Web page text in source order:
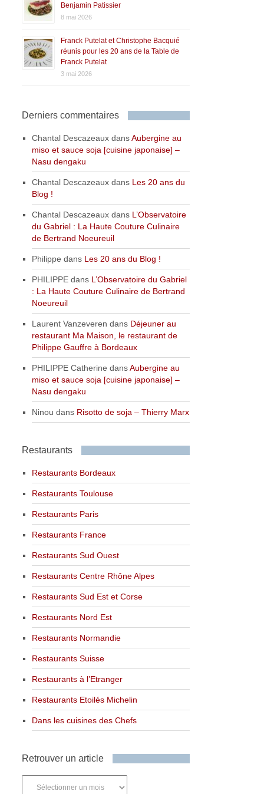
Benjamin Patissier
8 mai 2026
Franck Putelat et Christophe Bacquié
réunis pour les 20 ans de la Table de
Franck Putelat
3 mai 2026
Derniers commentaires
Chantal Descazeaux dansAubergine au
miso et sauce soja [cuisine japonaise] –
Nasu dengaku
Chantal Descazeaux dans Les 20 ans du
Blog !
Chantal Descazeaux dans L’Observatoire
du Gabriel : La Haute Couture Culinaire
de Bertrand Noeureuil
Philippe dans Les 20 ans du Blog !
PHILIPPE dans L’Observatoire du Gabriel
: La Haute Couture Culinaire de Bertrand
Noeureuil
Laurent Vanzeveren dans Déjeuner au
restaurant Ma Maison, le restaurant de
Philippe Gauffre à Bordeaux
PHILIPPE Catherine dansAubergine au
miso et sauce soja [cuisine japonaise] –
Nasu dengaku
Ninou dans Risotto de soja – Thierry Marx
Restaurants
Restaurants Bordeaux
Restaurants Toulouse
Restaurants Paris
Restaurants France
Restaurants Sud Ouest
Restaurants Centre Rhône Alpes
Restaurants Sud Est et Corse
Restaurants Nord Est
Restaurants Normandie
Restaurants Suisse
Restaurants à l’Etranger
Restaurants Etoilés Michelin
Dans les cuisines des Chefs
Retrouver un article